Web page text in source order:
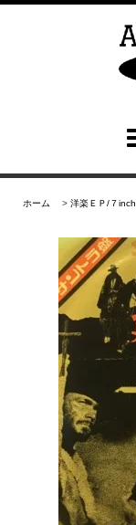
ホーム > 洋楽ＥＰ/７inch